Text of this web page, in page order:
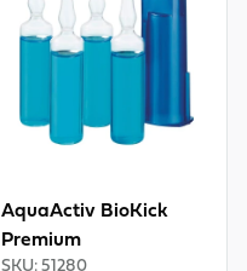
AquaActiv BioKick
Premium
SKU: 51280